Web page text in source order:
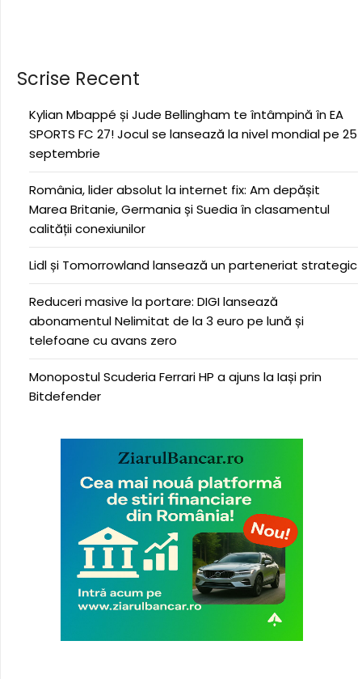
Scrise Recent
Kylian Mbappé și Jude Bellingham te întâmpină în EA
SPORTS FC 27! Jocul se lansează la nivel mondial pe 25
septembrie
România, lider absolut la internet fix: Am depășit
Marea Britanie, Germania și Suedia în clasamentul
calității conexiunilor
Lidl și Tomorrowland lansează un parteneriat strategic
Reduceri masive la portare: DIGI lansează
abonamentul Nelimitat de la 3 euro pe lună și
telefoane cu avans zero
Monopostul Scuderia Ferrari HP a ajuns la Iași prin
Bitdefender